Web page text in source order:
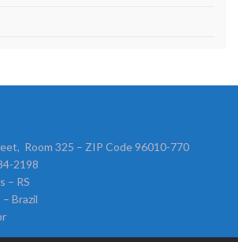
Room 325 – ZIP Code 96010-770
2198
– RS
Brazil